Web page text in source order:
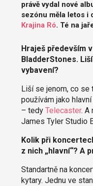
právě vydal nové
sezónu měla letos i
Krajina Ró. Té na
Hraješ především
BladderStones.
vybavení?
Liší se jenom, co se
používám jako
– tedy Telecaster. A
James Tyler Studio
Kolik při
z nich „hlavní“? A
Standartně na
kytary. Jednu ve